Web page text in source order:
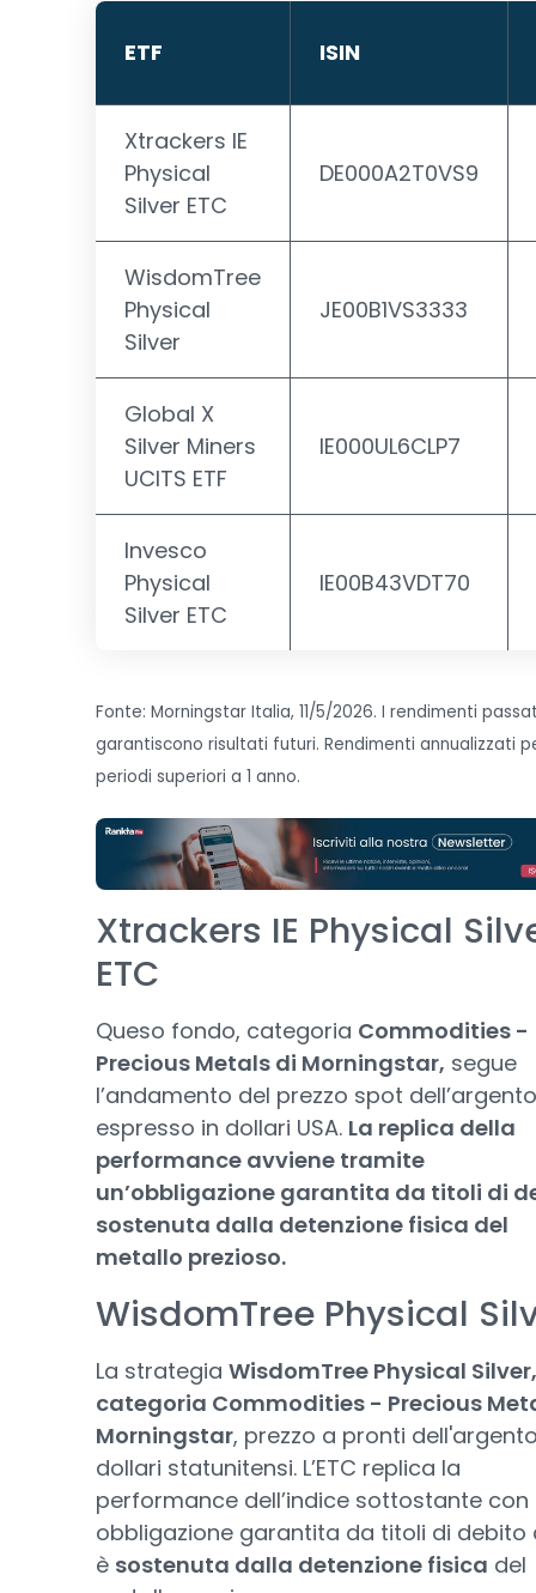
ETF ISIN
Xtrackers IE
Physical
Silver ETC
DE000A2T0VS9
WisdomTree
Physical
Silver
JE00B1VS3333
Global X
Silver Miners
UCITS ETF
IE000UL6CLP7
Invesco
Physical
Silver ETC
IE00B43VDT70
Fonte: Morningstar Italia, 11/5/2026. I rendimenti
garantiscono risultati futuri. Rendimenti annualizzati
periodi superiori a 1 anno.
Xtrackers IE Physical
ETC
Queso fondo, categoria Commodities -
Precious Metals di Morningstar, segue
l’andamento del prezzo spot dell’argento
espresso in dollari USA. La replica della
performance avviene tramite
un’obbligazione garantita da titoli di
sostenuta dalla detenzione fisica del
metallo prezioso.
WisdomTree Physical
La strategia WisdomTree Physical Silver,
categoria Commodities - Precious
Morningstar, prezzo a pronti
dollari statunitensi. L’ETC replica la
performance dell’indice sottostante con
obbligazione garantita da titoli di debito
è sostenuta dalla detenzione fisica del